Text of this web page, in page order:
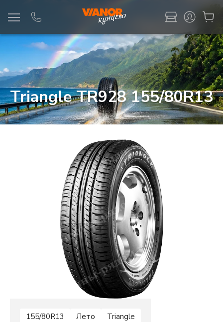
Triangle TR928 155/80R13
155/80R13 Лето Triangle
Информация Фото товара